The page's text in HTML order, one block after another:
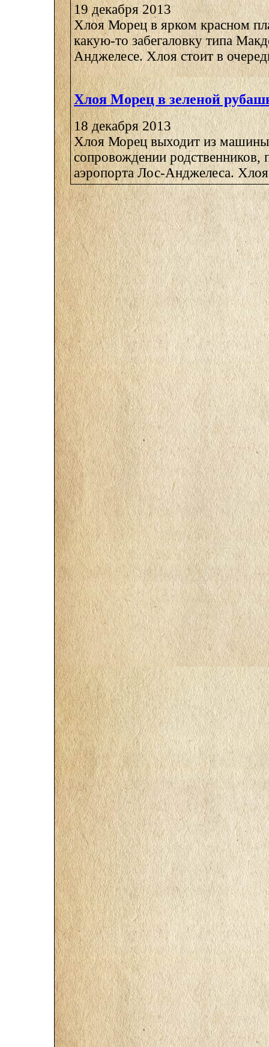
19 декабря 2013
Хлоя Морец в ярком красном
какую-то забегаловку типа
Анджелесе. Хлоя стоит в
Хлоя Морец в зеленой
18 декабря 2013
Хлоя Морец выходит из
сопровождении родственников,
аэропорта Лос-Анджелеса. Хлоя